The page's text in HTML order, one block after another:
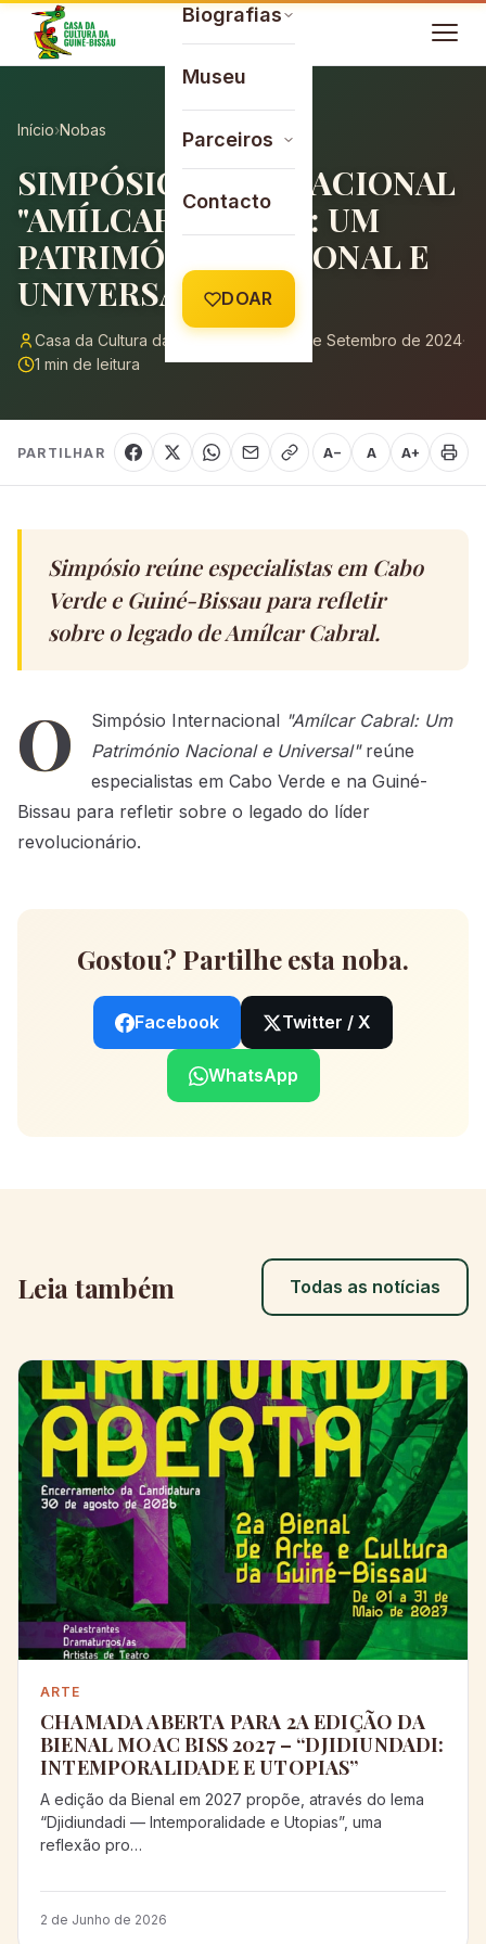
Saltar para o conteúdoBiografias
Museu
Parceiros
Contacto
DOAR
Início›Nobas
SIMPÓSIO INTERNACIONAL
"AMÍLCAR CABRAL: UM
PATRIMÓNIO NACIONAL E
UNIVERSAL"
Casa da Cultura da Guiné-Bissau· 6 de Setembro de 2024·
1 min de leitura
PARTILHAR A− A A+
Simpósio reúne especialistas em Cabo
Verde e Guiné-Bissau para refletir
sobre o legado de Amílcar Cabral.
O Simpósio Internacional "Amílcar Cabral: Um
Património Nacional e Universal"reúne
especialistas em Cabo Verde e na Guiné-
Bissau para refletir sobre o legado do líder
revolucionário.
Gostou? Partilhe esta noba.
Facebook Twitter / X
WhatsApp
Leia também Todas as notícias
ARTE
CHAMADA ABERTA PARA 2A EDIÇÃO DA
BIENAL MOAC BISS 2027 – “DJIDIUNDADI:
INTEMPORALIDADE E UTOPIAS”
A edição da Bienal em 2027 propõe, através do lema
“Djidiundadi — Intemporalidade e Utopias”, uma
reflexão pro…
2 de Junho de 2026